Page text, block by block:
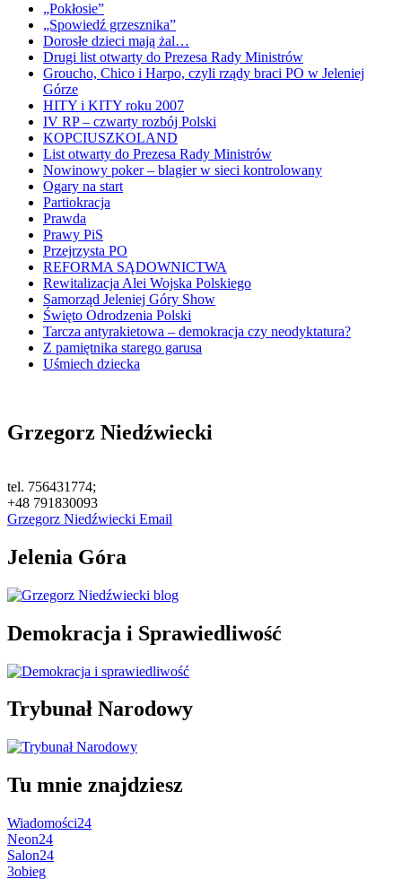
„Pokłosie”
„Spowiedź grzesznika”
Dorosłe dzieci mają żal…
Drugi list otwarty do Prezesa Rady Ministrów
Groucho, Chico i Harpo, czyli rządy braci PO w Jeleniej
Górze
HITY i KITY roku 2007
IV RP – czwarty rozbój Polski
KOPCIUSZKOLAND
List otwarty do Prezesa Rady Ministrów
Nowinowy poker – blagier w sieci kontrolowany
Ogary na start
Partiokracja
Prawda
Prawy PiS
Przejrzysta PO
REFORMA SĄDOWNICTWA
Rewitalizacja Alei Wojska Polskiego
Samorząd Jeleniej Góry Show
Święto Odrodzenia Polski
Tarcza antyrakietowa – demokracja czy neodyktatura?
Z pamiętnika starego garusa
Uśmiech dziecka
Grzegorz Niedźwiecki
tel. 756431774;
+48 791830093
Grzegorz Niedźwiecki Email
Jelenia Góra
Demokracja i Sprawiedliwość
Trybunał Narodowy
Tu mnie znajdziesz
Wiadomości24
Neon24
Salon24
3obieg